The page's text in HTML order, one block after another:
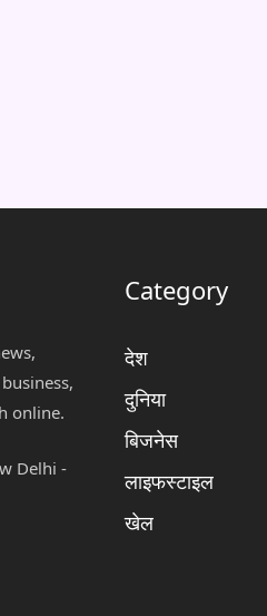
online.
Delhi -
Category
देश
दुनिया
बिजनेस
लाइफस्टाइल
खेल